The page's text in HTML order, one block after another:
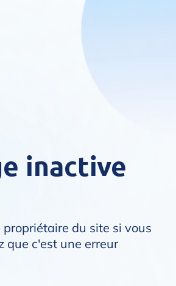
inactive
propriétaire du site si vous
que c'est une erreur